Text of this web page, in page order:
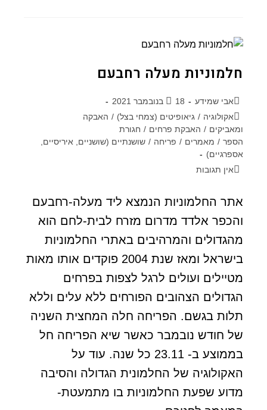
חלמוניות מעלה רחבעם
אבי שמידע
18 בנובמבר 2021
אקולוגיה / גיאופיטים (צמחי בצל) / האבקה
ומאביקים / האבקת פרחים / חגורת
הספר / מאמרים / פריחה / שושנתיים (שושניים, איריסיים,
אספרגיים)
אין תגובות
אתר החלמוניות הנמצא ליד מעלה-רחבעם
והכפר אלדד מדרום מזרח לבית-לחם הוא
מהגדולים והמרהיבים באתרי החלמוניות
בישראל ומאז שנת 2004 פוקדים אותו מאות
מטיילים ועולים לרגל לצפות בפרחים
הגדולים הצהובים הפורחים ללא עלים וללא
תלות בגשם. הפריחה חלה המחצית השניה
של חודש נובמבר כאשר שיא הפריחה חל
בממוצע ב- 23.11 כל שנה. עוד על
האקולוגיה של החלמונית הגדולה והסיבה
מדוע שפעת החלמוניות בו מתמעטת-